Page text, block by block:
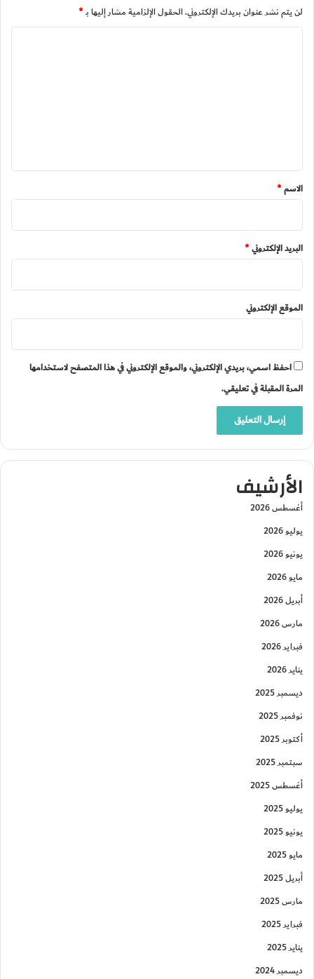
لن يتم نشر عنوان بريدك الإلكتروني.الحقول الإلزامية مشار إليها بـ*
*
الاسم*
البريد الإلكتروني*
الموقع الإلكتروني
احفظ اسمي، بريدي الإلكتروني، والموقع الإلكتروني في هذا المتصفح لاستخدامها
المرة المقبلة في تعليقي.
الأرشيف
أغسطس 2026
يوليو 2026
يونيو 2026
مايو 2026
أبريل 2026
مارس 2026
فبراير 2026
يناير 2026
ديسمبر 2025
نوفمبر 2025
أكتوبر 2025
سبتمبر 2025
أغسطس 2025
يوليو 2025
يونيو 2025
مايو 2025
أبريل 2025
مارس 2025
فبراير 2025
يناير 2025
ديسمبر 2024